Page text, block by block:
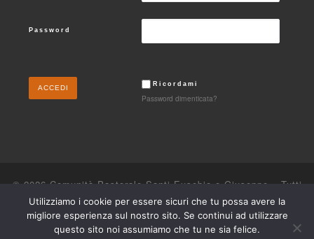
Password
Ricordami
Password dimenticata?
© 2026 Comunità Pastorale Santi Eusebio e Giuseppe – Tutti
i diritti riservati
Powered byWP– Designed con il tema Customizr
Utilizziamo i cookie per essere sicuri che tu possa avere la
migliore esperienza sul nostro sito. Se continui ad utilizzare
questo sito noi assumiamo che tu ne sia felice.